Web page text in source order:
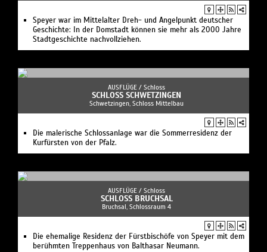
Speyer war im Mittelalter Dreh- und Angelpunkt deutscher
Geschichte: In der Domstadt können sie mehr als 2000 Jahre
Stadtgeschichte nachvollziehen.
AUSFLÜGE / Schloss
SCHLOSS SCHWETZINGEN
Schwetzingen, Schloss Mittelbau
Die malerische Schlossanlage war die Sommerresidenz der
Kurfürsten von der Pfalz.
AUSFLÜGE / Schloss
SCHLOSS BRUCHSAL
Bruchsal, Schlossraum 4
Die ehemalige Residenz der Fürstbischöfe von Speyer mit dem
berühmten Treppenhaus von Balthasar Neumann.